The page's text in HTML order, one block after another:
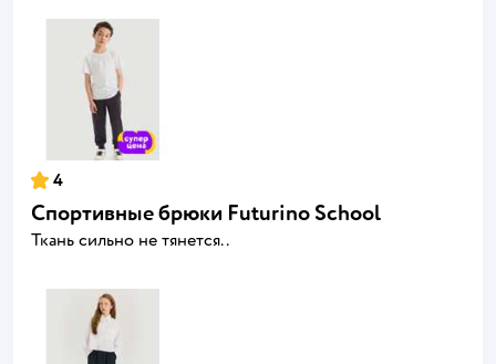
4
Спортивные брюки Futurino School
Ткань сильно не тянется..